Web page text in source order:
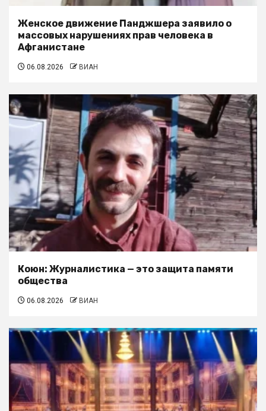
Женское движение Панджшера заявило о
массовых нарушениях прав человека в
Афганистане
06.08.2026 ВИАН
Коюн: Журналистика — это защита памяти
общества
06.08.2026 ВИАН